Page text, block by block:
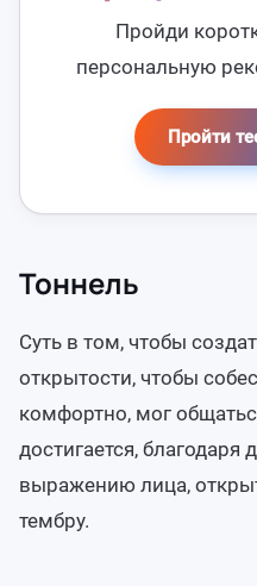
Пройди
персональную
Пройти
Тоннель
Суть в том, чтобы
открытости, чтобы
комфортно, мог
достигается,
выражению лица,
тембру.